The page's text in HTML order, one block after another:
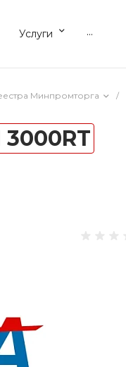
Услуги ...
Минпромторга /